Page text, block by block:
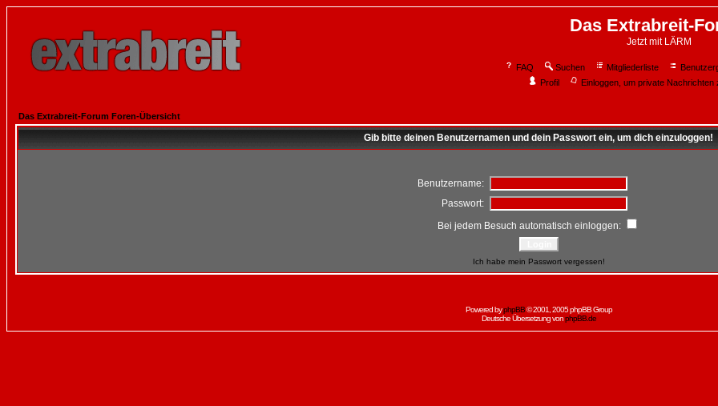
Das Extrabreit-
Jetzt mit LÄRM
FAQ Suchen Mitgliederliste
Profil
Einloggen, um private Nachrichten
Das Extrabreit-Forum Foren-Übersicht
Gib bitte deinen Benutzernamen und dein Passwort ein, um dich einzuloggen!
Benutzername:
Passwort:
Bei jedem Besuch automatisch einloggen:
Ich habe mein Passwort vergessen!
Powered byphpBB© 2001, 2005 phpBB Group
Deutsche Übersetzung vonphpBB.de